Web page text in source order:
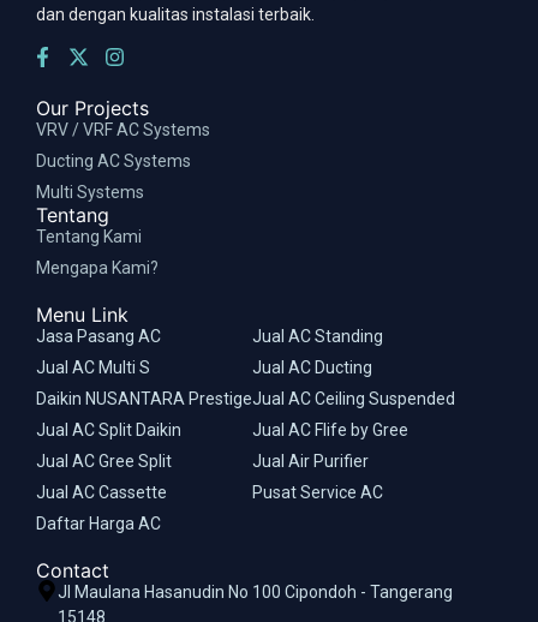
dan dengan kualitas instalasi terbaik.
Our Projects
VRV / VRF AC Systems
Ducting AC Systems
Multi Systems
Tentang
Tentang Kami
Mengapa Kami?
Menu Link
Jasa Pasang AC
Jual AC Multi S
Daikin NUSANTARA Prestige
Jual AC Split Daikin
Jual AC Gree Split
Jual AC Cassette
Daftar Harga AC
Jual AC Standing
Jual AC Ducting
Jual AC Ceiling Suspended
Jual AC Flife by Gree
Jual Air Purifier
Pusat Service AC
Contact
Jl Maulana Hasanudin No 100 Cipondoh - Tangerang
15148